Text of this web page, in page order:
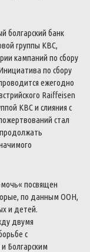
болгарский банк
группы KBC,
кампаний по сбору
по сбору
ежегодно
Raiffeisen
KBCи слияния с
стал
продолжать
« посвящен
, по данным ООН,
и детей.
двумя
с
и Болгарским